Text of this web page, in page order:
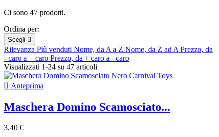
Ci sono 47 prodotti.
Ordina per:
Scegli 
Rilevanza Più venduti Nome, da A a Z Nome, da Z ad APrezzo, da
- caro a + caro Prezzo, da + caro a - caro
Visualizzati 1-24 su 47 articoli
 Anteprima
Maschera Domino Scamosciato...
3,40 €